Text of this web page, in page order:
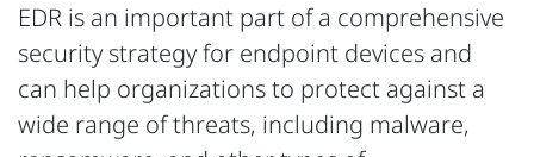
EDR is an important part of a comprehensive
security strategy for endpoint devices and
can help organizations to protect against a
wide range of threats, including malware,